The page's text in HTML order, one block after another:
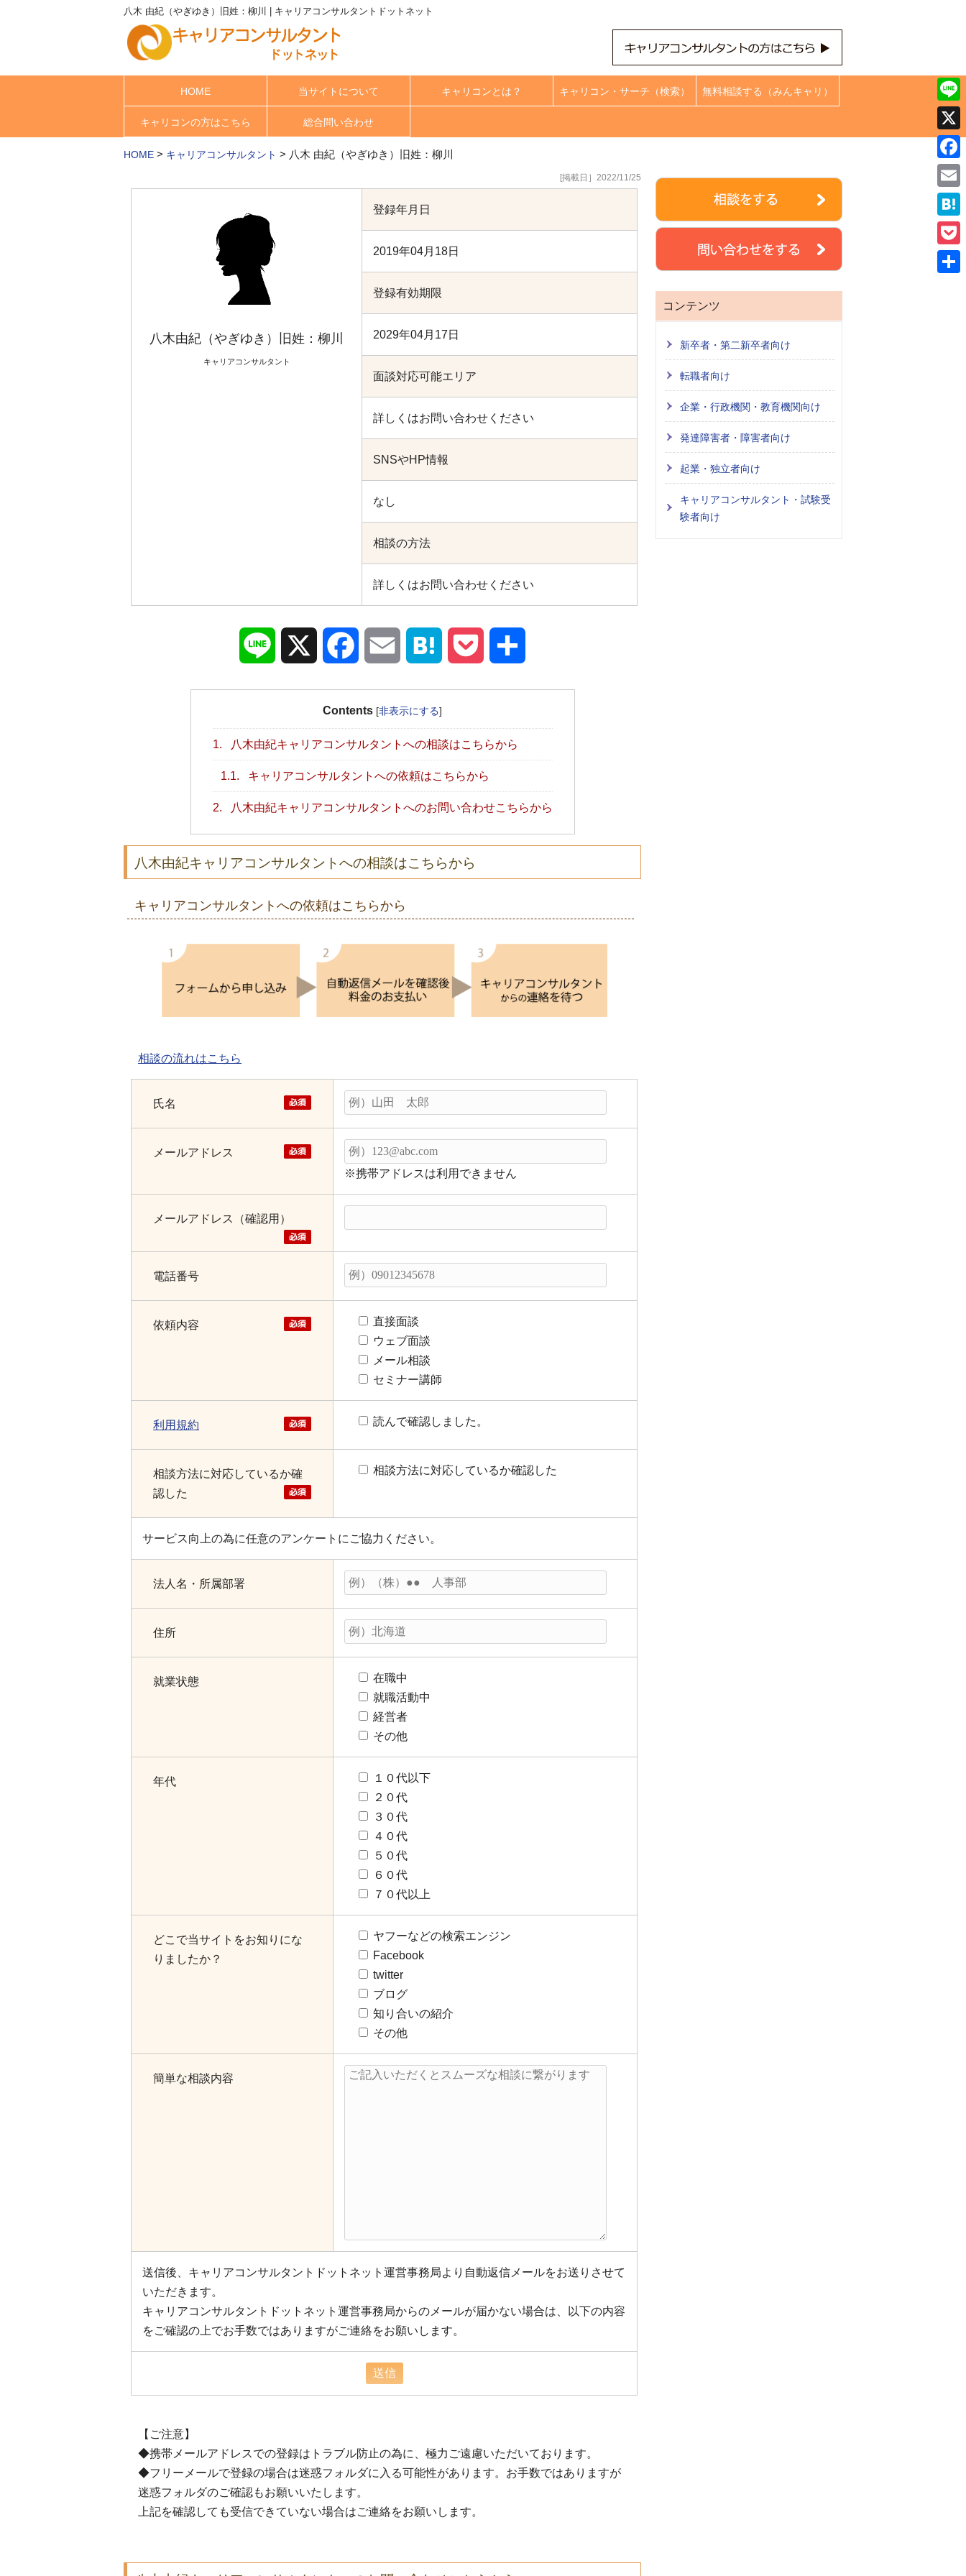
八木 由紀（やぎゆき）旧姓：柳川 | キャリアコンサルタントドットネット
HOME 当サイトについて キャリコンとは？ キャリコン・サーチ（検索） 無料相談する（みんキャリ）
キャリコンの方はこちら 総合問い合わせ
HOME > キャリアコンサルタント > 八木 由紀（やぎゆき）旧姓：柳川
[掲載日］2022/11/25
八木由紀（やぎゆき）旧姓：柳川
キャリアコンサルタント
登録年月日
2019年04月18日
登録有効期限
2029年04月17日
面談対応可能エリア
詳しくはお問い合わせください
SNSやHP情報
なし
相談の方法
詳しくはお問い合わせください
Line Facebook Email Hatena Pocket
Contents [非表示にする]
1. 八木由紀キャリアコンサルタントへの相談はこちらから
1.1. キャリアコンサルタントへの依頼はこちらから
2. 八木由紀キャリアコンサルタントへのお問い合わせこちらから
八木由紀キャリアコンサルタントへの相談はこちらから
キャリアコンサルタントへの依頼はこちらから
相談の流れはこちら
氏名
メールアドレス
※携帯アドレスは利用できません
メールアドレス（確認用）
電話番号
依頼内容
直接面談
ウェブ面談
メール相談
セミナー講師
利用規約 読んで確認しました。
相談方法に対応しているか確
認した
相談方法に対応しているか確認した
サービス向上の為に任意のアンケートにご協力ください。
法人名・所属部署
住所
就業状態
在職中
就職活動中
経営者
その他
年代
１０代以下
２０代
３０代
４０代
５０代
６０代
７０代以上
どこで当サイトをお知りにな
りましたか？
ヤフーなどの検索エンジン
Facebook
twitter
ブログ
知り合いの紹介
その他
簡単な相談内容
送信後、キャリアコンサルタントドットネット運営事務局より自動返信メールをお送りさせて
いただきます。
キャリアコンサルタントドットネット運営事務局からのメールが届かない場合は、以下の内容
をご確認の上でお手数ではありますがご連絡をお願いします。
【ご注意】
◆携帯メールアドレスでの登録はトラブル防止の為に、極力ご遠慮いただいております。
◆フリーメールで登録の場合は迷惑フォルダに入る可能性があります。お手数ではありますが
迷惑フォルダのご確認もお願いいたします。
上記を確認しても受信できていない場合はご連絡をお願いします。
コンテンツ
新卒者・第二新卒者向け
転職者向け
企業・行政機関・教育機関向け
発達障害者・障害者向け
起業・独立者向け
キャリアコンサルタント・試験受
験者向け
Line
X
Email